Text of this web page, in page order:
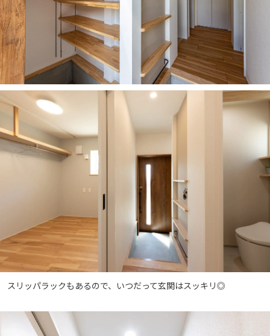
スリッパラックもあるので、いつだって玄関はスッキリ◎